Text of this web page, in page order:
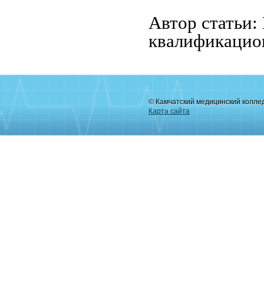
Автор
© Камчатский медицинский
Карта сайта